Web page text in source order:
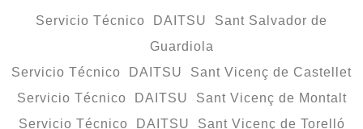
Servicio Técnico DAITSU Sant Salvador de
Guardiola
Servicio Técnico DAITSU Sant Vicenç de Castellet
Servicio Técnico DAITSU Sant Vicenç de Montalt
Servicio Técnico DAITSU Sant Vicenç de Torelló